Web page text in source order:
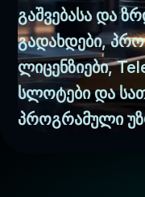
გაშვებასა და
გადახდები,
ლიცენზიები,
სლოტები და
პროგრამული